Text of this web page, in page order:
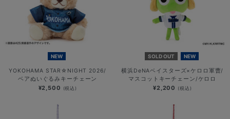
NEW
YOKOHAMA STAR☆NIGHT 2026/
ベアぬいぐるみキーチェーン
¥2,500 (税込)
SOLD OUT NEW
横浜DeNAベイスターズ×ケロロ軍曹/
マスコットキーチェーン/ケロロ
¥2,200 (税込)